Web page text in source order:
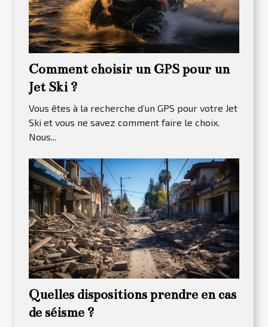
Comment choisir un GPS pour un
Jet Ski ?
Vous êtes à la recherche d’un GPS pour votre Jet
Ski et vous ne savez comment faire le choix.
Nous...
Quelles dispositions prendre en cas
de séisme ?